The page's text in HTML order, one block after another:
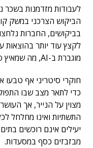
הביקוש הצרכני במשק
בביקושים, החברות
לקצץ עוד יותר בהוצאות
מוגברת ב-AI, מה שמאיץ ספירלה דפלציונית מסוכנת.
כדי לתאר מצב שבו
מצוין על הנייר, אך
התשתיות ואינו מחלחל
יעילים אינם רוכשים
מבזבזים כסף במסעדות.